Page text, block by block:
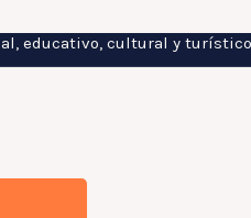
educativo, cultural y